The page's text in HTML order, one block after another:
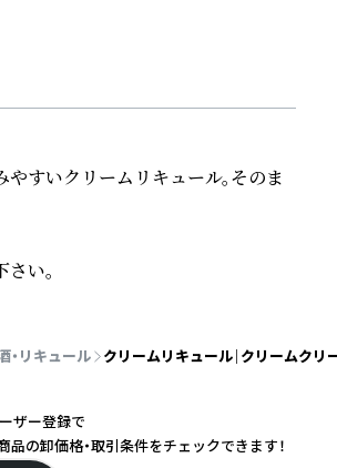
すいクリームリキュール。そのま
い。
・リキュール クリームリキュール｜クリームクリ
ザー登録で
品の卸価格・取引条件をチェックできます！